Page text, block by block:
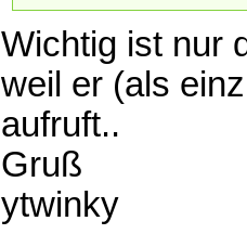
Wichtig ist nur
weil er (als
aufruft..
Gruß
ytwinky